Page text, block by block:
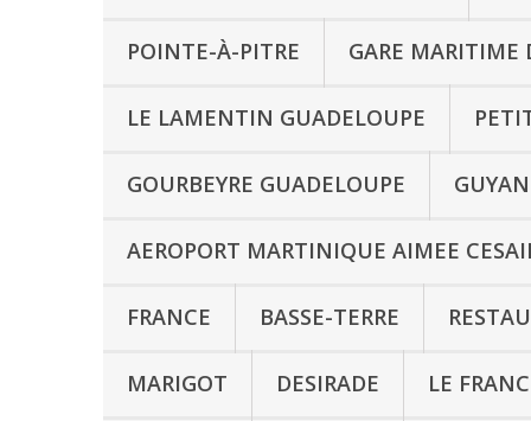
POINTE-À-PITRE GARE MARITIME
LE LAMENTIN GUADELOUPE
GOURBEYRE GUADELOUPE
AEROPORT MARTINIQUE AIMEE
FRANCE BASSE-TERRE
MARIGOT DESIRADE LE